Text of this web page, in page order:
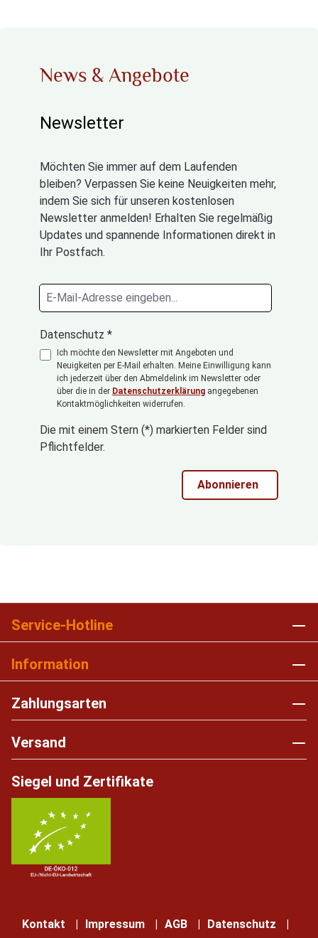
News & Angebote
Newsletter
Möchten Sie immer auf dem Laufenden
bleiben? Verpassen Sie keine Neuigkeiten mehr,
indem Sie sich für unseren kostenlosen
Newsletter anmelden! Erhalten Sie regelmäßig
Updates und spannende Informationen direkt in
Ihr Postfach.
Datenschutz *
Ich möchte den Newsletter mit Angeboten und
Neuigkeiten per E-Mail erhalten. Meine Einwilligung kann
ich jederzeit über den Abmeldelink im Newsletter oder
über die in der Datenschutzerklärung angegebenen
Kontaktmöglichkeiten widerrufen.
Die mit einem Stern (*) markierten Felder sind
Pflichtfelder.
Abonnieren
Service-Hotline
Information
Zahlungsarten
Versand
Siegel und Zertifikate
Kontakt Impressum AGB Datenschutz